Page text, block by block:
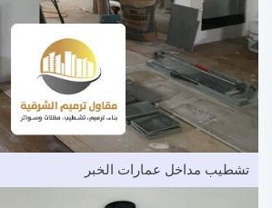
تشطيب مداخل عمارات الخبر